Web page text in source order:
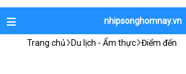
nhipsonghomnay.vn
Trang chủ Du lịch - Ẩm thực Điểm đến